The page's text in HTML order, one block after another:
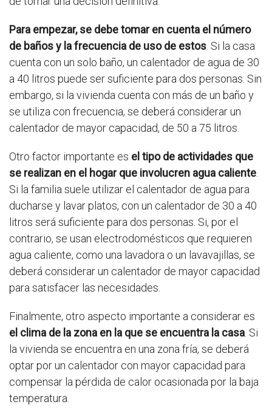
Para empezar, se debe tomar en cuenta el número
de baños y la frecuencia de uso de estos . Si la casa
cuenta con un solo baño, un calentador de agua de 30
a 40 litros puede ser suficiente para dos personas. Sin
embargo, si la vivienda cuenta con más de un baño y
se utiliza con frecuencia, se deberá considerar un
calentador de mayor capacidad, de 50 a 75 litros.
Otro factor importante es el tipo de actividades que
se realizan en el hogar que involucren agua caliente
Si la familia suele utilizar el calentador de agua para
ducharse y lavar platos, con un calentador de 30 a 40
litros será suficiente para dos personas. Si, por el
contrario, se usan electrodomésticos que requieren
agua caliente, como una lavadora o un lavavajillas, se
deberá considerar un calentador de mayor capacidad
para satisfacer las necesidades.
Finalmente, otro aspecto importante a considerar es
el clima de la zona en la que se encuentra la casa . Si
la vivienda se encuentra en una zona fría, se deberá
optar por un calentador con mayor capacidad para
compensar la pérdida de calor ocasionada por la baja
temperatura.